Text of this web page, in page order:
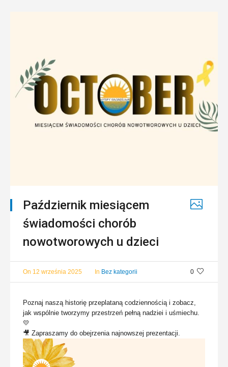
Październik miesiącem
świadomości chorób
nowotworowych u dzieci
0
On 12 września 2025 In Bez kategorii
Poznaj naszą historię przeplataną codziennością i zobacz,
jak wspólnie tworzymy przestrzeń pełną nadziei i uśmiechu.
💛
🎥 Zapraszamy do obejrzenia najnowszej prezentacji.
Odtwarzacz
video